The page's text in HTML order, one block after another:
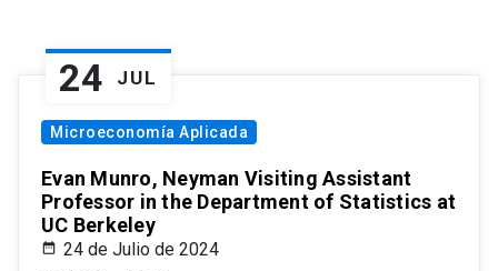
24 JUL
Microeconomía Aplicada
Evan Munro, Neyman Visiting Assistant
Professor in the Department of Statistics at
UC Berkeley
24 de Julio de 2024